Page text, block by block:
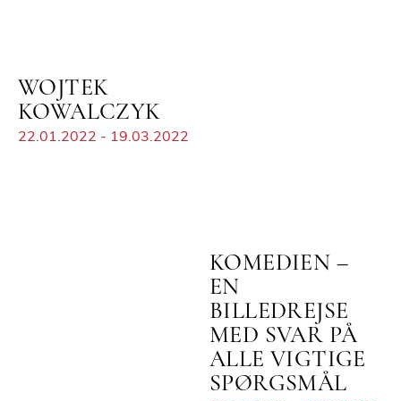
WOJTEK
KOWALCZYK
22.01.2022 - 19.03.2022
KOMEDIEN –
EN
BILLEDREJSE
MED SVAR PÅ
ALLE VIGTIGE
SPØRGSMÅL